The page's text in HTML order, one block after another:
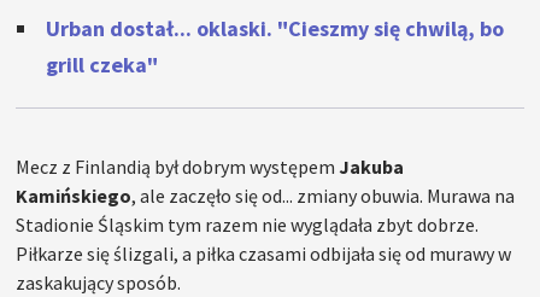
Urban dostał... oklaski. "Cieszmy się chwilą, bo
grill czeka"
Mecz z Finlandią był dobrym występemJakuba
Kamińskiego, ale zaczęło się od... zmiany obuwia. Murawa na
Stadionie Śląskim tym razem nie wyglądała zbyt dobrze.
Piłkarze się ślizgali, a piłka czasami odbijała się od murawy w
zaskakujący sposób.